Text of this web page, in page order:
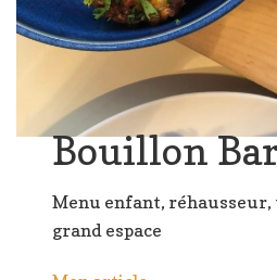
Bouillon
Menu enfant, réhausseur,
grand espace